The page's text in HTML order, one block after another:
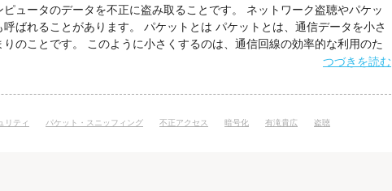
ピュータのデータを不正に盗み取ることです。 ネットワーク盗聴やパケッ
呼ばれることがあります。 パケットとは パケットとは、通信データを小さ
りのことです。 このように小さくするのは、通信回線の効率的な利用のた
ットには、パスワードやIPアドレスといった情報を含んでいることがあり
ケットを盗聴することで、個人情報を
つづきを読む
リティ パケット・スニッフィング 不正アクセス 暗号化 有滝貴広 盗聴